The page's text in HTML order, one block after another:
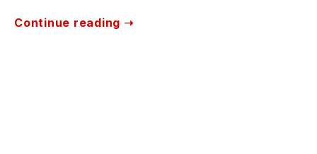
Continue reading ➝